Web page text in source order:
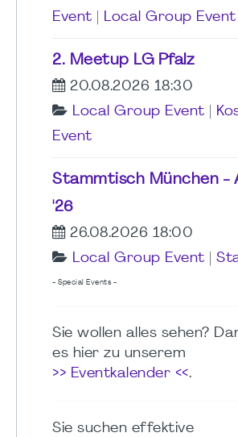
Event
Local Group Event
2. Meetup LG Pfalz
20.08.2026 18:30
Local Group Event
Event
Stammtisch München -
'26
26.08.2026 18:00
Local Group Event
- Special Events -
Sie wollen alles sehen?
es hier zu unserem
>> Eventkalender <<.
Sie suchen effektive